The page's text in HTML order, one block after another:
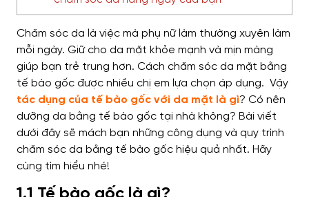
Chăm sóc da là việc mà phụ nữ làm thường xuyên làm
mỗi ngày. Giữ cho da mặt khỏe mạnh và mịn màng
giúp bạn trẻ trung hơn. Cách chăm sóc da mặt bằng
tế bào gốc được nhiều chị em lựa chọn áp dụng. Vậy
tác dụng của tế bào gốc với da mặt là gì? Có nên
dưỡng da bằng tế bào gốc tại nhà không? Bài viết
dưới đây sẽ mách bạn những công dụng và quy trình
chăm sóc da bằng tế bào gốc hiệu quả nhất. Hãy
cùng tìm hiểu nhé!